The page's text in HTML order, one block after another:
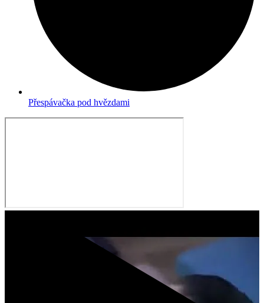
Přespávačka pod hvězdami